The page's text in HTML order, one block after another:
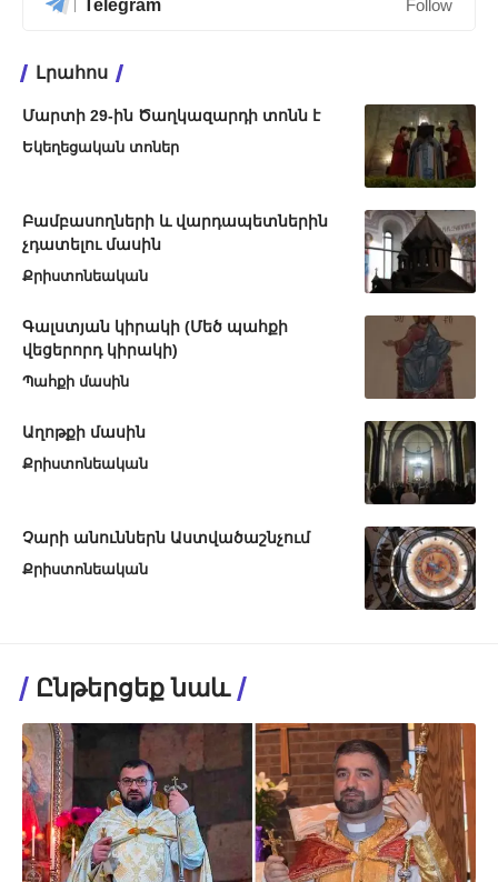
Telegram Follow
Լրահոս
Մարտի 29-ին Ծաղկազարդի տոնն է
Եկեղեցական տոներ
Բամբասողների և վարդապետներին
չդատելու մասին
Քրիստոնեական
Գալստյան կիրակի (Մեծ պահքի
վեցերորդ կիրակի)
Պահքի մասին
Աղոթքի մասին
Քրիստոնեական
Չարի անուններն Աստվածաշնչում
Քրիստոնեական
Ընթերցեք նաև